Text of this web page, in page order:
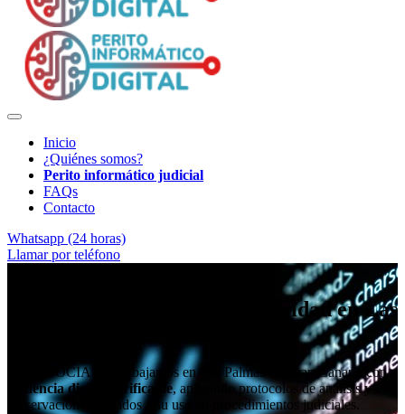
Inicio
¿Quiénes somos?
Perito informático judicial
FAQs
Contacto
Whatsapp (24 horas)
Llamar por teléfono
Informe pericial de ciberseguridad en Las
Desde SOCIAL11 trabajamos en Las Palmas de Gran Canaria con
evidencia digital verificable, aplicando protocolos de análisis y
preservación orientados a su uso en procedimientos judiciales.